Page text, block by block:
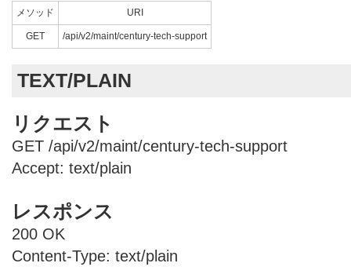
メソッド URI
GET /api/v2/maint/century-tech-support
TEXT/PLAIN
リクエスト
GET /api/v2/maint/century-tech-support
Accept: text/plain
レスポンス
200 OK
Content-Type: text/plain